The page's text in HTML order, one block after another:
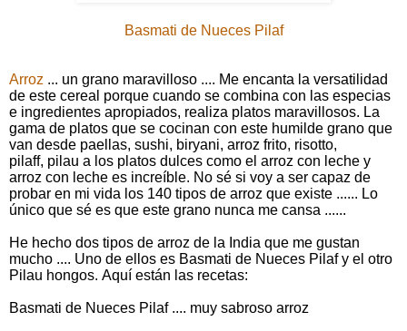
Basmati de Nueces Pilaf
Arroz ... un grano maravilloso .... Me encanta la versatilidad
de este cereal porque cuando se combina con las especias
e ingredientes apropiados, realiza platos maravillosos. La
gama de platos que se cocinan con este humilde grano que
van desde paellas, sushi, biryani, arroz frito, risotto,
pilaff, pilau a los platos dulces como el arroz con leche y
arroz con leche es increíble. No sé si voy a ser capaz de
probar en mi vida los 140 tipos de arroz que existe ...... Lo
único que sé es que este grano nunca me cansa ......
He hecho dos tipos de arroz de la India que me gustan
mucho .... Uno de ellos es Basmati de Nueces Pilaf y el otro
Pilau hongos. Aquí están las recetas:
Basmati de Nueces Pilaf .... muy sabroso arroz